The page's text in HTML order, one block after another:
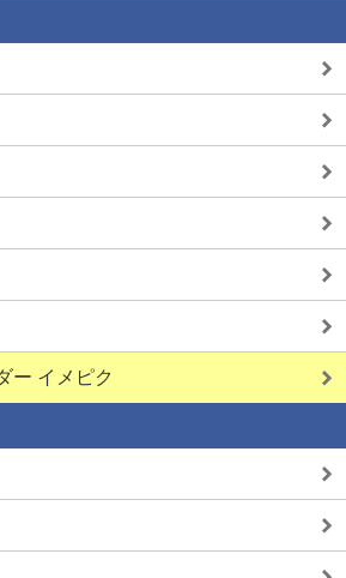
ー イメピク